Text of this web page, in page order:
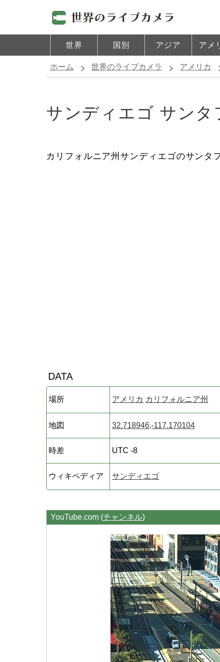
世界 国別 アジア アメ
ホーム 世界のライブカメラ アメリカ
サンディエゴ サン
カリフォルニア州サンディエゴのサンタ
DATA
場所 アメリカ カリフォルニア州
地図 32.718946,-117.170104
時差 UTC -8
ウィキペディア サンディエゴ
YouTube.com (チャンネル)